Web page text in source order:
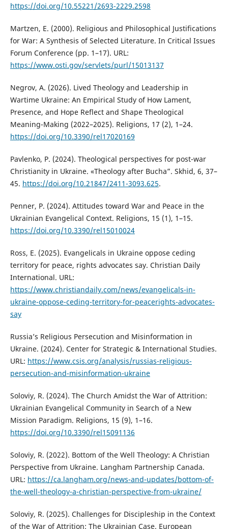
https://doi.org/10.55221/2693-2229.2598
Martzen, E. (2000). Religious and Philosophical Justifications
for War: A Synthesis of Selected Literature. In Critical Issues
Forum Conference (pp. 1–17). URL:
https://www.osti.gov/servlets/purl/15013137
Negrov, A. (2026). Lived Theology and Leadership in
Wartime Ukraine: An Empirical Study of How Lament,
Presence, and Hope Reflect and Shape Theological
Meaning-Making (2022–2025). Religions, 17 (2), 1–24.
https://doi.org/10.3390/rel17020169
Pavlenko, P. (2024). Theological perspectives for post-war
Christianity in Ukraine. «Тheology after Bucha”. Skhid, 6, 37–
45. https://doi.org/10.21847/2411-3093.625.
Penner, P. (2024). Attitudes toward War and Peace in the
Ukrainian Evangelical Context. Religions, 15 (1), 1–15.
https://doi.org/10.3390/rel15010024
Ross, E. (2025). Evangelicals in Ukraine oppose ceding
territory for peace, rights advocates say. Christian Daily
International. URL:
https://www.christiandaily.com/news/evangelicals-in-
ukraine-oppose-ceding-territory-for-peacerights-advocates-
say
Russia’s Religious Persecution and Misinformation in
Ukraine. (2024). Center for Strategic & International Studies.
URL: https://www.csis.org/analysis/russias-religious-
persecution-and-misinformation-ukraine
Soloviy, R. (2024). The Church Amidst the War of Attrition:
Ukrainian Evangelical Community in Search of a New
Mission Paradigm. Religions, 15 (9), 1–16.
https://doi.org/10.3390/rel15091136
Soloviy, R. (2022). Bottom of the Well Theology: A Christian
Perspective from Ukraine. Langham Partnership Canada.
URL: https://ca.langham.org/news-and-updates/bottom-of-
the-well-theology-a-christian-perspective-from-ukraine/
Soloviy, R. (2025). Challenges for Discipleship in the Context
of the War of Attrition: The Ukrainian Case. European